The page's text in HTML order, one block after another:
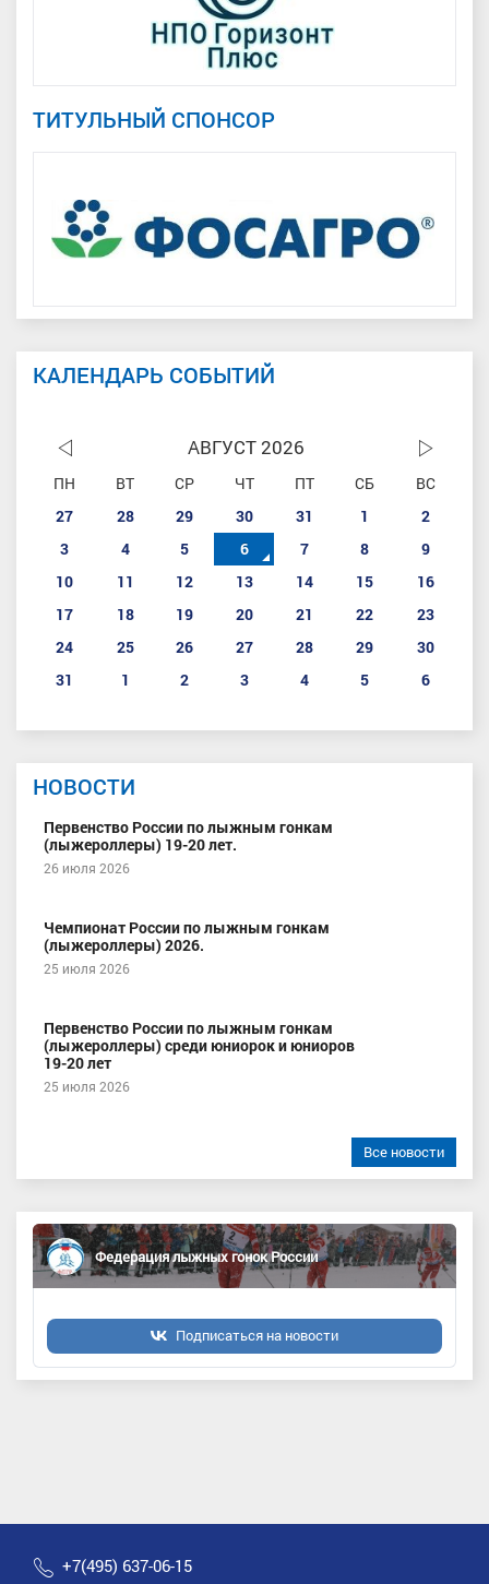
ТИТУЛЬНЫЙ СПОНСОР
КАЛЕНДАРЬ СОБЫТИЙ
АВГУСТ 2026
ПН ВТ СР ЧТ ПТ СБ
ВС
27
28 29 30 31 1
2
3
4 5 6 7 8
9
10
11 12 13 14 15
16
17
18 19 20 21 22
23
24
25 26 27 28 29
30
31
1 2 3 4 5 6
НОВОСТИ
Первенство России по лыжным гонкам
(лыжероллеры) 19-20 лет.
26 июля 2026
Чемпионат России по лыжным гонкам
(лыжероллеры) 2026.
25 июля 2026
Первенство России по лыжным гонкам
(лыжероллеры) среди юниорок и юниоров
19-20 лет
25 июля 2026
Все новости
Федерация лыжных гонок России
Подписаться на новости
+7(495) 637-06-15